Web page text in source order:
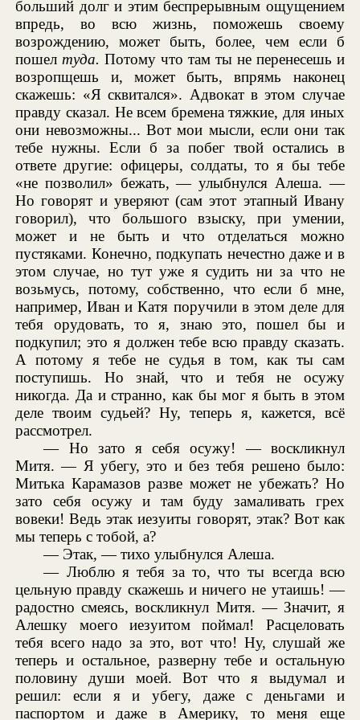
больший долг и этим беспрерывным ощущением
впредь, во всю жизнь, поможешь своему
возрождению, может быть, более, чем если б
пошел туда. Потому что там ты не перенесешь и
возропщешь и, может быть, впрямь наконец
скажешь: «Я сквитался». Адвокат в этом случае
правду сказал. Не всем бремена тяжкие, для иных
они невозможны... Вот мои мысли, если они так
тебе нужны. Если б за побег твой остались в
ответе другие: офицеры, солдаты, то я бы тебе
«не позволил» бежать, — улыбнулся Алеша. —
Но говорят и уверяют (сам этот этапный Ивану
говорил), что большого взыску, при умении,
может и не быть и что отделаться можно
пустяками. Конечно, подкупать нечестно даже и в
этом случае, но тут уже я судить ни за что не
возьмусь, потому, собственно, что если б мне,
например, Иван и Катя поручили в этом деле для
тебя орудовать, то я, знаю это, пошел бы и
подкупил; это я должен тебе всю правду сказать.
А потому я тебе не судья в том, как ты сам
поступишь. Но знай, что и тебя не осужу
никогда. Да и странно, как бы мог я быть в этом
деле твоим судьей? Ну, теперь я, кажется, всё
рассмотрел.
— Но зато я себя осужу! — воскликнул
Митя. — Я убегу, это и без тебя решено было:
Митька Карамазов разве может не убежать? Но
зато себя осужу и там буду замаливать грех
вовеки! Ведь этак иезуиты говорят, этак? Вот как
мы теперь с тобой, а?
— Этак, — тихо улыбнулся Алеша.
— Люблю я тебя за то, что ты всегда всю
цельную правду скажешь и ничего не утаишь! —
радостно смеясь, воскликнул Митя. — Значит, я
Алешку моего иезуитом поймал! Расцеловать
тебя всего надо за это, вот что! Ну, слушай же
теперь и остальное, разверну тебе и остальную
половину души моей. Вот что я выдумал и
решил: если я и убегу, даже с деньгами и
паспортом и даже в Америку, то меня еще